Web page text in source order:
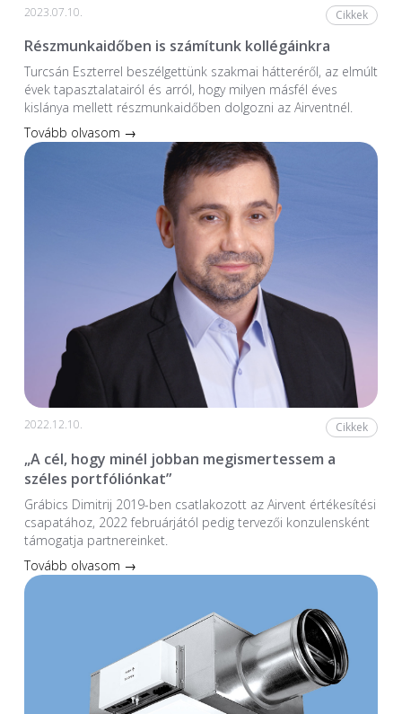
2023.07.10. Cikkek
Részmunkaidőben is számítunk kollégáinkra
Turcsán Eszterrel beszélgettünk szakmai hátteréről, az elmúlt
évek tapasztalatairól és arról, hogy milyen másfél éves
kislánya mellett részmunkaidőben dolgozni az Airventnél.
Tovább olvasom →
2022.12.10. Cikkek
„A cél, hogy minél jobban megismertessem a
széles portfóliónkat”
Grábics Dimitrij 2019-ben csatlakozott az Airvent értékesítési
csapatához, 2022 februárjától pedig tervezői konzulensként
támogatja partnereinket.
Tovább olvasom →